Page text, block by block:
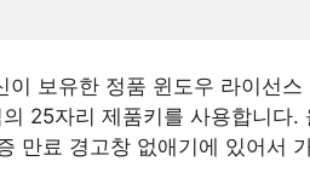
이 보유한 정품 윈도우 라이선
의 25자리 제품키를 사용합니
만료 경고창 없애기에 있어서